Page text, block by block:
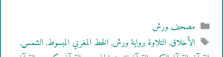
التصنيفات
مصحف ورش
الوسوم
الأخلاق,التلاوة برواية ورش,الخط المغربي المبسوط,الشمس,